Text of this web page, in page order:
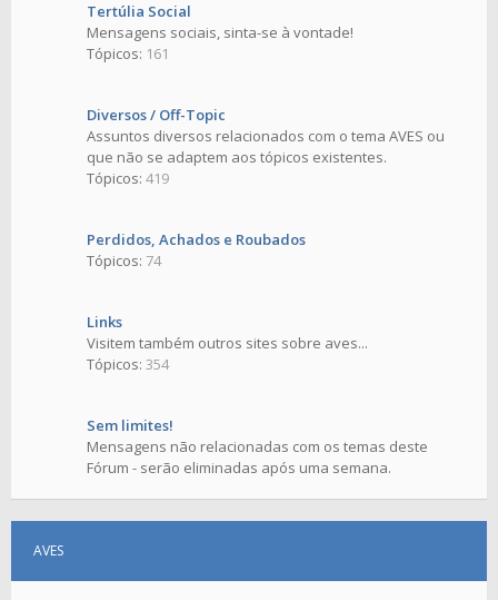
Tertúlia Social
Mensagens sociais, sinta-se à vontade!
Tópicos: 161
Diversos / Off-Topic
Assuntos diversos relacionados com o tema AVES ou
que não se adaptem aos tópicos existentes.
Tópicos: 419
Perdidos, Achados e Roubados
Tópicos: 74
Links
Visitem também outros sites sobre aves...
Tópicos: 354
Sem limites!
Mensagens não relacionadas com os temas deste
Fórum - serão eliminadas após uma semana.
AVES